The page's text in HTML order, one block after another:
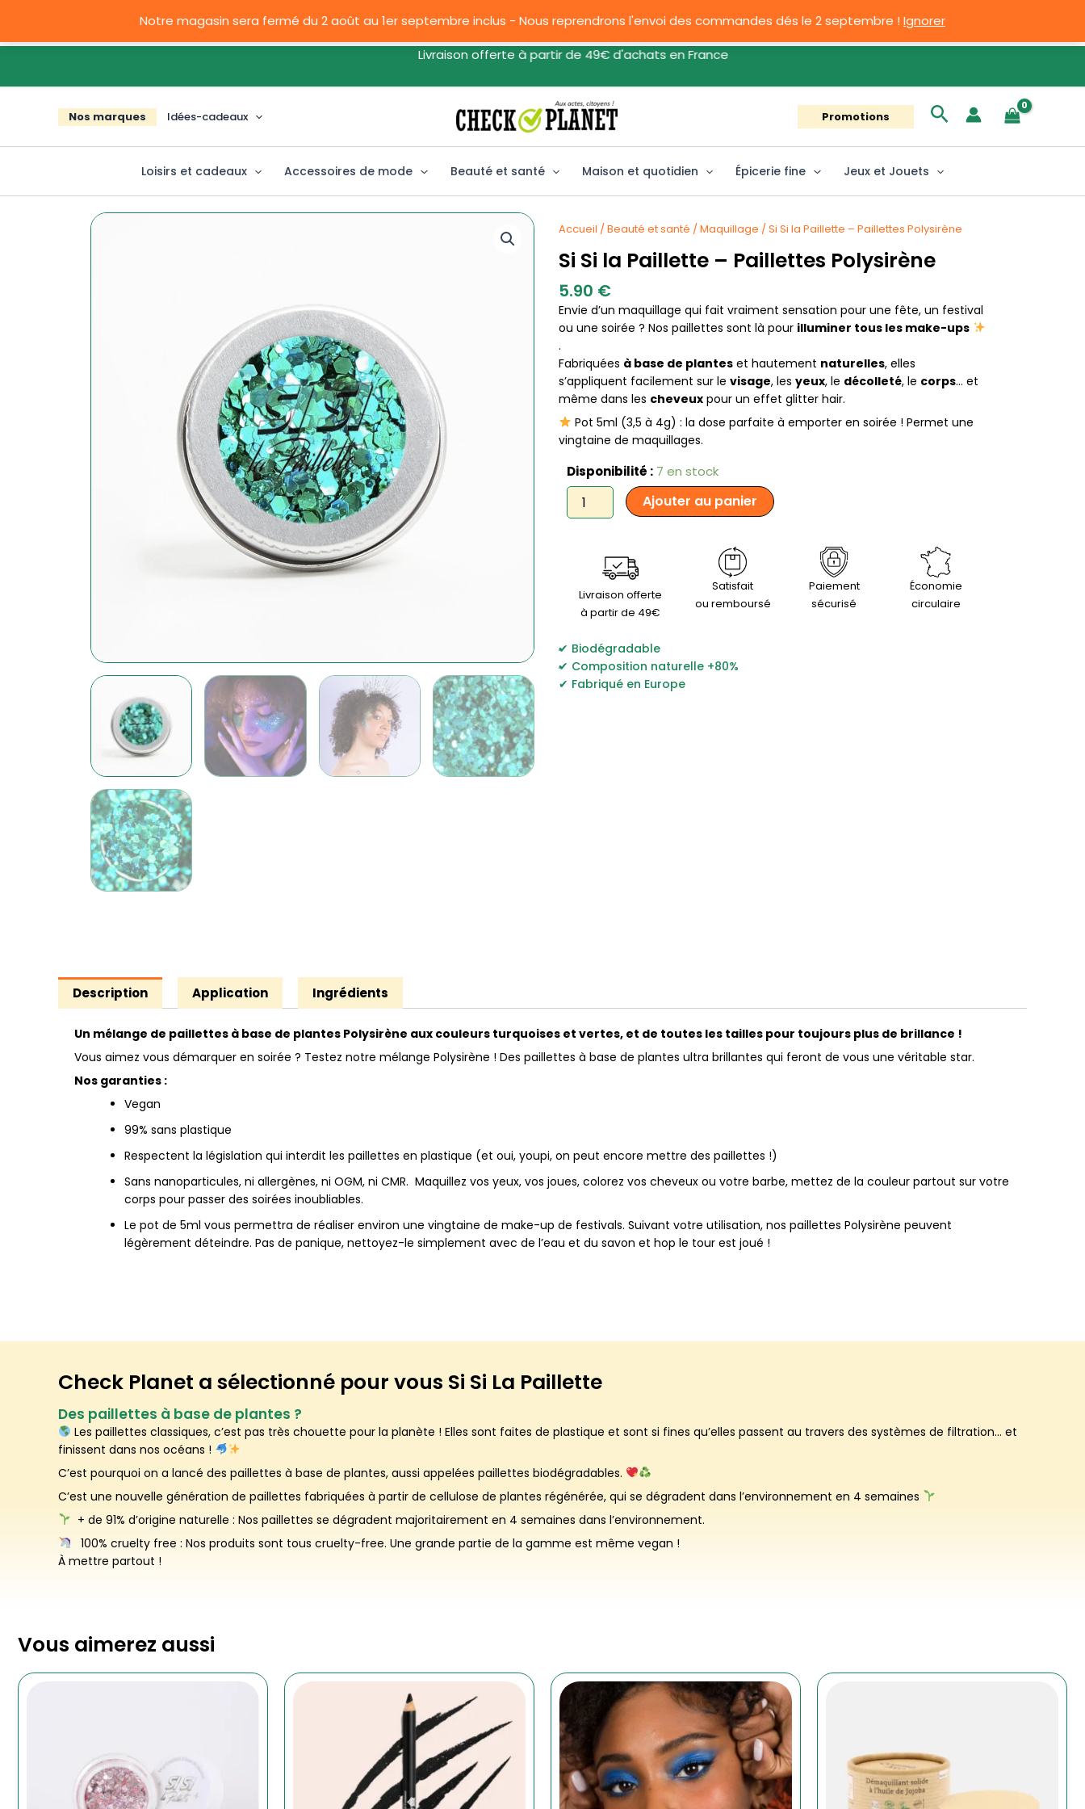
Notre magasin sera fermé du 2 août au 1er septembre inclus - Nous reprendrons l'envoi des commandes dés le 2 septembre !Ignorer
contenu
Livraison offerte à partir de 49€ d'achats en France
Nos marques Idées-cadeaux Promotions Rechercher
Loisirs et cadeaux Accessoires de mode Beauté et santé Maison et quotidien Épicerie fine Jeux et Jouets
Accueil /Beauté et santé /Maquillage / Si Si la Paillette – Paillettes Polysirène
Si Si la Paillette – Paillettes Polysirène
5.90 €
Envie d’un maquillage qui fait vraiment sensation pour une fête, un festival
ou une soirée ? Nos paillettes sont là pour illuminer tous les make-ups
.
Fabriquées à base de plantes et hautement naturelles, elles
s’appliquent facilement sur le visage, les yeux, le décolleté, le corps… et
même dans les cheveux pour un effet glitter hair.
Pot 5ml (3,5 à 4g) : la dose parfaite à emporter en soirée ! Permet une
vingtaine de maquillages.
Disponibilité : 7 en stock
quantité
de
Si
Paillettes
Polysirène
Ajouter au panier
Livraison offerte
à partir de 49€
Satisfait
ou remboursé
Paiement
sécurisé
Économie
circulaire
Biodégradable
,
Composition naturelle +80%
,
Fabriqué en Europe
Description Application Ingrédients
Un mélange de paillettes à base de plantes Polysirène aux couleurs turquoises et vertes, et de toutes les tailles pour toujours plus de brillance !
Vous aimez vous démarquer en soirée ? Testez notre mélange Polysirène ! Des paillettes à base de plantes ultra brillantes qui feront de vous une véritable star.
Nos garanties :
Vegan
99% sans plastique
Respectent la législation qui interdit les paillettes en plastique (et oui, youpi, on peut encore mettre des paillettes !)
Sans nanoparticules, ni allergènes, ni OGM, ni CMR. Maquillez vos yeux, vos joues, colorez vos cheveux ou votre barbe, mettez de la couleur partout sur votre
corps pour passer des soirées inoubliables.
Le pot de 5ml vous permettra de réaliser environ une vingtaine de make-up de festivals. Suivant votre utilisation, nos paillettes Polysirène peuvent
légèrement déteindre. Pas de panique, nettoyez-le simplement avec de l’eau et du savon et hop le tour est joué !
Check Planet a sélectionné pour vous Si Si La Paillette
Des paillettes à base de plantes ?
Les paillettes classiques, c’est pas très chouette pour la planète ! Elles sont faites de plastique et sont si fines qu’elles passent au travers des systèmes de filtration… et
finissent dans nos océans !
C’est pourquoi on a lancé des paillettes à base de plantes, aussi appelées paillettes biodégradables.
C’est une nouvelle génération de paillettes fabriquées à partir de cellulose de plantes régénérée, qui se dégradent dans l’environnement en 4 semaines
+ de 91% d’origine naturelle : Nos paillettes se dégradent majoritairement en 4 semaines dans l’environnement.
100% cruelty free : Nos produits sont tous cruelty-free. Une grande partie de la gamme est même vegan !
À mettre partout !
Vous aimerez aussi
Ce
produit
a
plusieurs
variations.
Les
options
peuvent